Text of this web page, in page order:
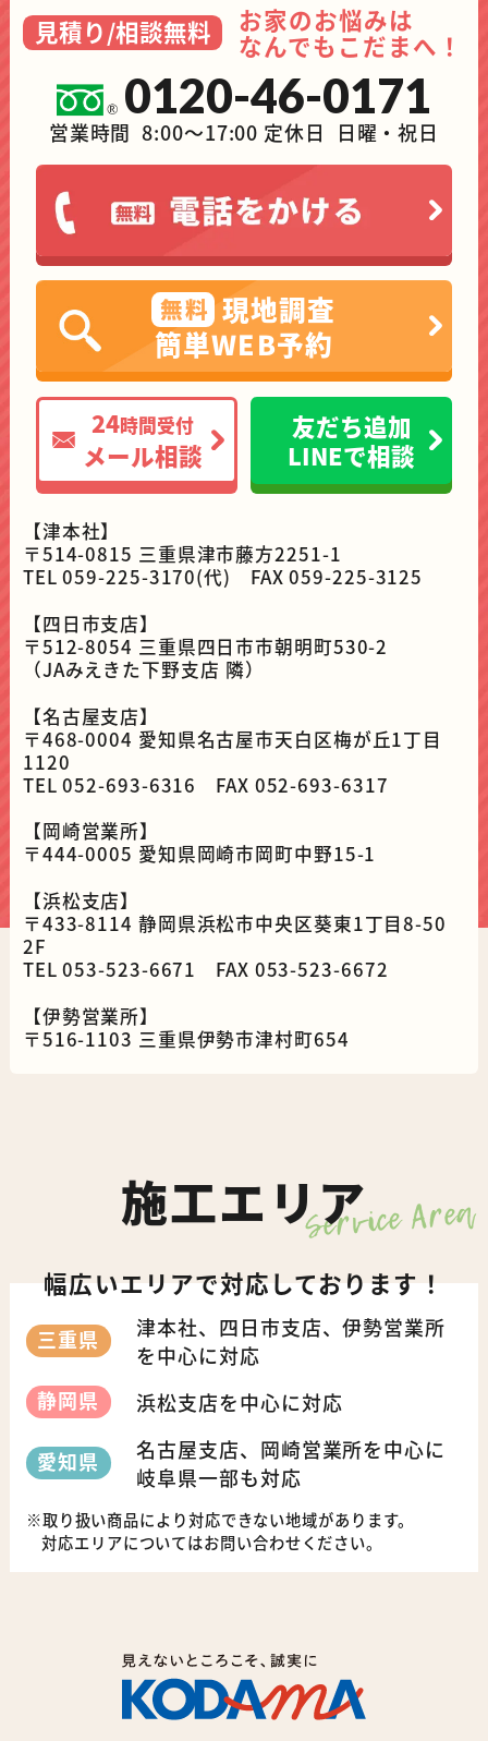
見積り/相談無料 お家のお悩みは
なんでもこだまへ！
0120-46-0171
営業時間 8:00～17:00 定休日 日曜・祝日
無料 現地調査
簡単WEB予約
24時間受付
メール相談
友だち追加
LINEで相談
【津本社】
〒514-0815 三重県津市藤方2251-1
TEL 059-225-3170(代) FAX 059-225-3125
【四日市支店】
〒512-8054 三重県四日市市朝明町530-2
（JAみえきた下野支店 隣）
【名古屋支店】
〒468-0004 愛知県名古屋市天白区梅が丘1丁目
1120
TEL 052-693-6316 FAX 052-693-6317
【岡崎営業所】
〒444-0005 愛知県岡崎市岡町中野15-1
【浜松支店】
〒433-8114 静岡県浜松市中央区葵東1丁目8-50
2F
TEL 053-523-6671 FAX 053-523-6672
【伊勢営業所】
〒516-1103 三重県伊勢市津村町654
施工エリアService Area
幅広いエリアで対応しております！
三重県
津本社、四日市支店、伊勢営業所
を中心に対応
静岡県
浜松支店を中心に対応
愛知県
名古屋支店、岡崎営業所を中心に
岐阜県一部も対応
取り扱い商品により対応できない地域があります。
対応エリアについてはお問い合わせください。